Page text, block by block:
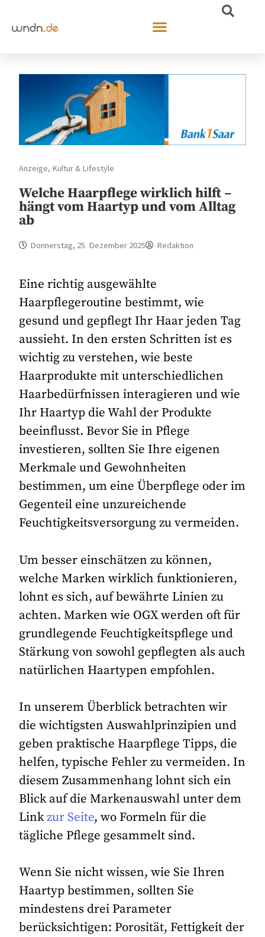
Anzeige, Kultur & Lifestyle
Welche Haarpflege wirklich hilft –
hängt vom Haartyp und vom Alltag
ab
Donnerstag, 25. Dezember 2025 Redaktion
Eine richtig ausgewählte
Haarpflegeroutine bestimmt, wie
gesund und gepflegt Ihr Haar jeden Tag
aussieht. In den ersten Schritten ist es
wichtig zu verstehen, wie beste
Haarprodukte mit unterschiedlichen
Haarbedürfnissen interagieren und wie
Ihr Haartyp die Wahl der Produkte
beeinflusst. Bevor Sie in Pflege
investieren, sollten Sie Ihre eigenen
Merkmale und Gewohnheiten
bestimmen, um eine Überpflege oder im
Gegenteil eine unzureichende
Feuchtigkeitsversorgung zu vermeiden.
Um besser einschätzen zu können,
welche Marken wirklich funktionieren,
lohnt es sich, auf bewährte Linien zu
achten. Marken wie OGX werden oft für
grundlegende Feuchtigkeitspflege und
Stärkung von sowohl gepflegten als auch
natürlichen Haartypen empfohlen.
In unserem Überblick betrachten wir
die wichtigsten Auswahlprinzipien und
geben praktische Haarpflege Tipps, die
helfen, typische Fehler zu vermeiden. In
diesem Zusammenhang lohnt sich ein
Blick auf die Markenauswahl unter dem
Linkzur Seite, wo Formeln für die
tägliche Pflege gesammelt sind.
Wenn Sie nicht wissen, wie Sie Ihren
Haartyp bestimmen, sollten Sie
mindestens drei Parameter
berücksichtigen: Porosität, Fettigkeit der